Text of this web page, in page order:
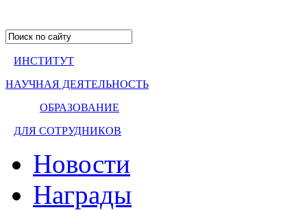
ИНСТИТУТ
НАУЧНАЯ ДЕЯТЕЛЬНОСТЬ
ОБРАЗОВАНИЕ
ДЛЯ СОТРУДНИКОВ
Новости
Награды